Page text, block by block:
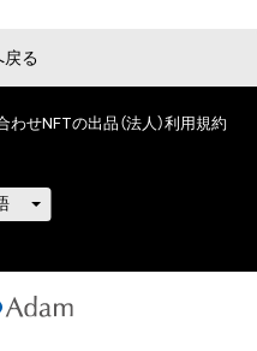
戻る
わせNFTの出品（法人）利用規約